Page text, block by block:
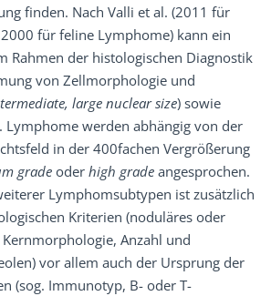
finden. Nach Valli et al. (2011 für
für feline Lymphome) kann ein
Rahmen der histologischen Diagnostik
von Zellmorphologie und
large nuclear size) sowie
Lymphome werden abhängig von der
in der 400fachen Vergrößerung
grade oder high grade angesprochen.
Lymphomsubtypen ist zusätzlich
Kriterien (noduläres oder
Anzahl und
vor allem auch der Ursprung der
(sog. Immunotyp, B- oder T-